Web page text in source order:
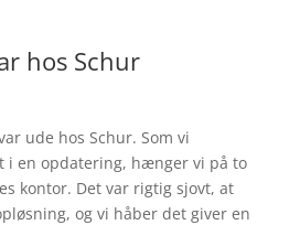
hos Schur
ude hos Schur. Som vi
i en opdatering, hænger vi på to
kontor. Det var rigtig sjovt, at
og vi håber det giver en